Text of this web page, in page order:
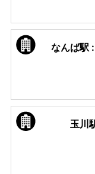
なんば駅
玉川